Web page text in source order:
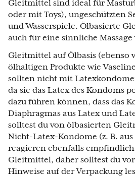
Gleitmittel sind ideal für
oder mit Toys), ungeschützten
und Wasserspiele. Ölbasierte
auch für eine sinnliche
Gleitmittel auf Ölbasis (ebenso
ölhaltigen Produkte wie
sollten nicht mit
da sie das Latex des Kondoms
dazu führen können, dass das
Diaphragmas aus Latex und
solltest du von ölbasierten
Nicht-Latex-Kondome (z. B. aus
reagieren ebenfalls
Gleitmittel, daher solltest du
Hinweise auf der Verpackung